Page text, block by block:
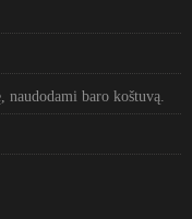
naudodami baro koštuvą.